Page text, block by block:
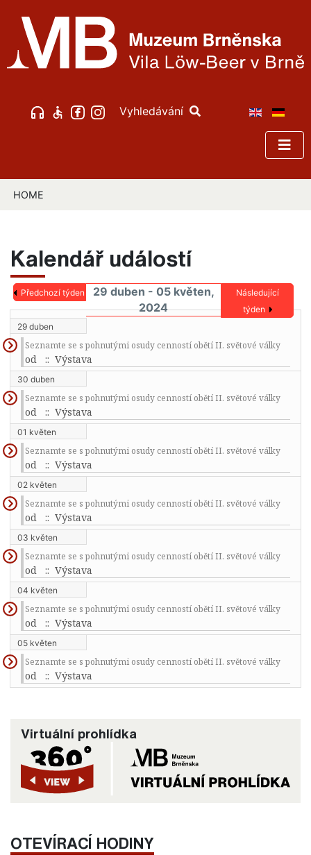
Vyhledávání
HOME
Kalendář událostí
Předchozí týden
29 duben - 05 květen,
2024
Následující
týden
29 duben
Seznamte se s pohnutými osudy cenností obětí II. světové války
od :: Výstava
30 duben
Seznamte se s pohnutými osudy cenností obětí II. světové války
od :: Výstava
01 květen
Seznamte se s pohnutými osudy cenností obětí II. světové války
od :: Výstava
02 květen
Seznamte se s pohnutými osudy cenností obětí II. světové války
od :: Výstava
03 květen
Seznamte se s pohnutými osudy cenností obětí II. světové války
od :: Výstava
04 květen
Seznamte se s pohnutými osudy cenností obětí II. světové války
od :: Výstava
05 květen
Seznamte se s pohnutými osudy cenností obětí II. světové války
od :: Výstava
Virtuální prohlídka
OTEVÍRACÍ HODINY